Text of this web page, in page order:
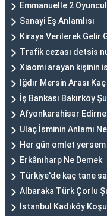
Emmanuelle 2
Sanayi Eş Anlamlısı
Kiraya Verilerek Gelir
Trafik cezası detsis
Xiaomi arayan kişinin
Iğdır Mersin Arası
İş Bankası Bakırköy
Afyonkarahisar Edirne
Ulaç İsminin Anlamı
Her gün omlet
Erkânıharp Ne Demek
Türkiye'de kaç tane
Albaraka Türk Çorlu
İstanbul Kadıköy